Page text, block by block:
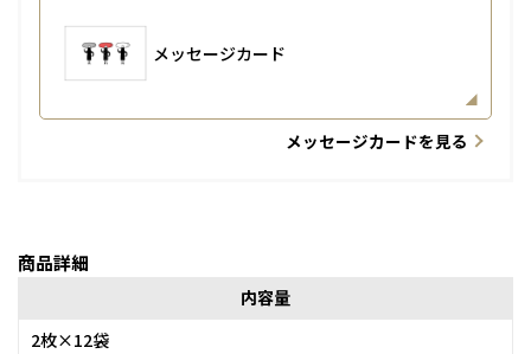
メッセージカード
メッセージカードを見る
商品詳細
内容量
2枚×12袋